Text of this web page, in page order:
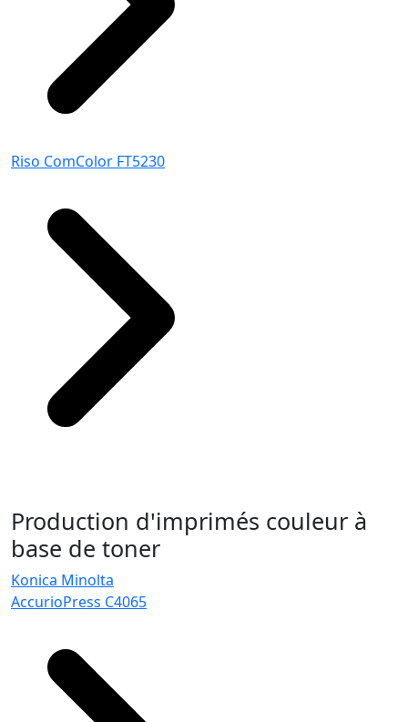
Riso ComColor FT5230
Production d'imprimés couleur à
base de toner
Konica Minolta
AccurioPress C4065